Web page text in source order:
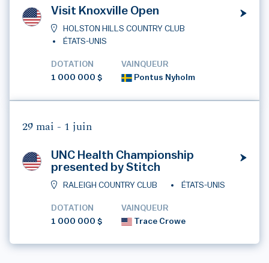
Visit Knoxville Open
HOLSTON HILLS COUNTRY CLUB
ÉTATS-UNIS
DOTATION
1 000 000 $
VAINQUEUR
Pontus Nyholm
29 mai - 1 juin
UNC Health Championship
presented by Stitch
RALEIGH COUNTRY CLUB ÉTATS-UNIS
DOTATION
1 000 000 $
VAINQUEUR
Trace Crowe